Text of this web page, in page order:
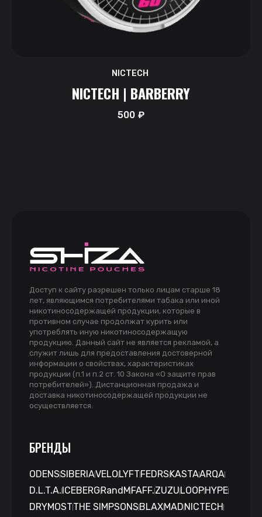
NICTECH
NICTECH | BARBERRY
500₽
Доступ к сайту разрешен только лицам старше 18
лет, являющимся потребителями табака или иной
никотиносодержащей продукции, которые в
противном случае продолжат курить или
употреблять иную никотиносодержащую
продукцию. Данный сайт не является рекламой, а
служит лишь для предоставления достоверной
информации о свойствах, характеристиках
продукции (п.1 и п.2 ст. 10 Закона «О защите прав
потребителей»). Дистанционная продажа и
доставка никотиносодержащей продукции не
осуществляется.
БРЕНДЫ
ODENSSIBERIAVELO LYFT FEDRS KASTAARQA
D.L.T.A. ICEBERG RandM FAFF.ZUZU LOOPHYPE
DRYMOSTTHE SIMPSONS BLAXMAD NICTECH